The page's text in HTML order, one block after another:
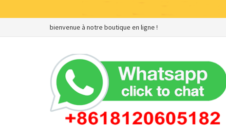
bienvenue à notre boutique en ligne !